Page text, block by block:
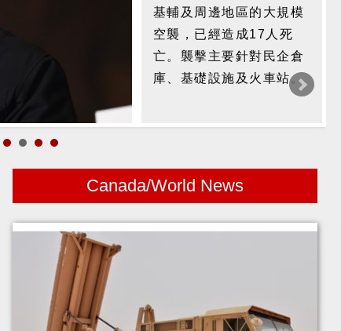
基輔及周邊地區的大規模
空襲，已經造成17人死
亡。襲擊主要針對民企倉
庫、基礎設施及火車站。
Canada/World News